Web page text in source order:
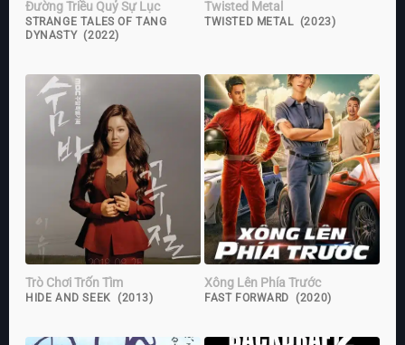
Đường Triều Quỷ Sự Lục
STRANGE TALES OF TANG
DYNASTY (2022)
Twisted Metal
TWISTED METAL (2023)
Trò Chơi Trốn Tìm
HIDE AND SEEK (2013)
Xông Lên Phía Trước
FAST FORWARD (2020)